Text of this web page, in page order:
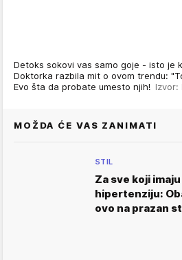
Detoks sokovi vas samo goje - isto je
Doktorka razbila mit o ovom trendu:
Evo šta da probate umesto njih! Izvor:
MOŽDA ĆE VAS ZANIMATI
STIL
Za sve koji
hipertenziju:
ovo na prazan